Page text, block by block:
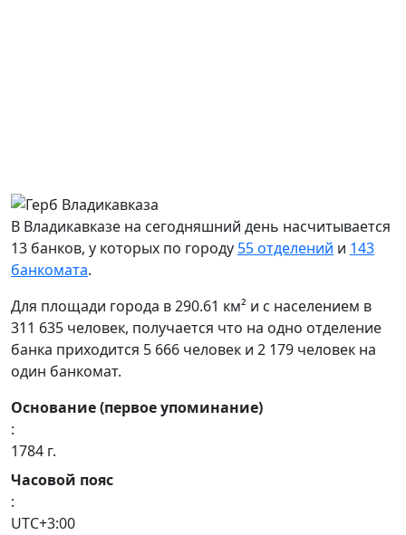
В Владикавказе на сегодняшний день насчитывается
13 банков, у которых по городу 55 отделений и 143
банкомата.
Для площади города в 290.61 км² и с населением в
311 635 человек, получается что на одно отделение
банка приходится 5 666 человек и 2 179 человек на
один банкомат.
Основание (первое упоминание)
:
1784 г.
Часовой пояс
:
UTC+3:00